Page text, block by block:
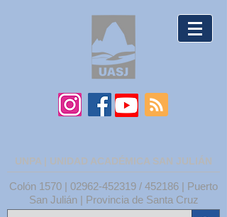
UNPA | UNIDAD ACADÉMICA SAN JULIÁN
Colón 1570 | 02962-452319 / 452186 | Puerto
San Julián | Provincia de Santa Cruz